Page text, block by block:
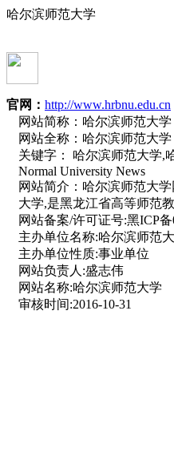
哈尔滨师范大学
官网： http://www.hrbnu.edu.cn
网站简称： 哈尔滨师范大学
网站全称： 哈尔滨师范大学
关键字：
哈尔滨师范大学,
Normal University News
网站简介： 哈尔滨师范大
大学,是黑龙江省高等师范
网站备案/许可证号:黑ICP备
主办单位名称:哈尔滨师范
主办单位性质:事业单位
网站负责人:盛志伟
网站名称:哈尔滨师范大学
审核时间:2016-10-31